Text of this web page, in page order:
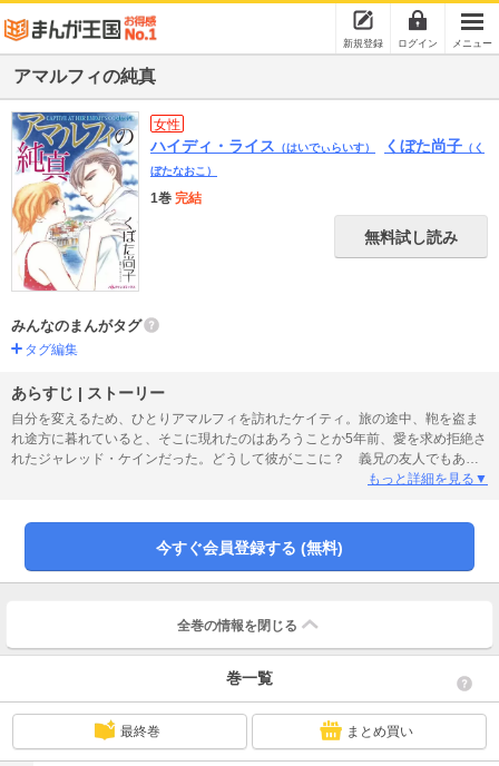
新規登録 ログイン メニュー
アマルフィの純真
女性
ハイディ・ライス （はいでぃらいす） くぼた尚子 （く
ぼたなおこ）
1巻 完結
無料試し読み
みんなのまんがタグ
タグ編集
あらすじ | ストーリー
自分を変えるため、ひとりアマルフィを訪れたケイティ。旅の途中、鞄を盗ま
れ途方に暮れていると、そこに現れたのはあろうことか5年前、愛を求め拒絶さ
れたジャレッド・ケインだった。どうして彼がここに？ 義兄の友人でもある
彼は、連絡が途絶えたケイティを心配した姉夫婦に頼まれ探しに来たのだ。言
彼と同居することに!? 恐ろしいほどに魅力的な彼にもう二度と惑わされたり
もっと詳細を見る▼
今すぐ会員登録する (無料)
全巻の情報を 閉じる
巻一覧
最終巻 まとめ買い